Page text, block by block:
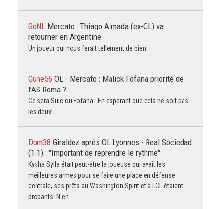
GoNL Mercato : Thiago Almada (ex-OL) va
retourner en Argentine
Un joueur qui nous ferait tellement de bien…
Gune56 OL - Mercato : Malick Fofana priorité de
l’AS Roma ?
Ce sera Sulc ou Fofana...En espérant que cela ne soit pas
les deux!
Dom38 Giraldez après OL Lyonnes - Real Sociedad
(1-1) : "Important de reprendre le rythme"
Kysha Sylla était peut-être la joueuse qui avait les
meilleures armes pour se faire une place en défense
centrale, ses prêts au Washington Spirit et à LCL étaient
probants. N'en…